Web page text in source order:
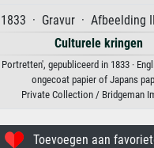
1833 · Gravur · Afbeelding
Culturele kringen
gepubliceerd in 1833 ·
ongecoat papier of Japans
Private Collection / Bridgeman
Toevoegen aan